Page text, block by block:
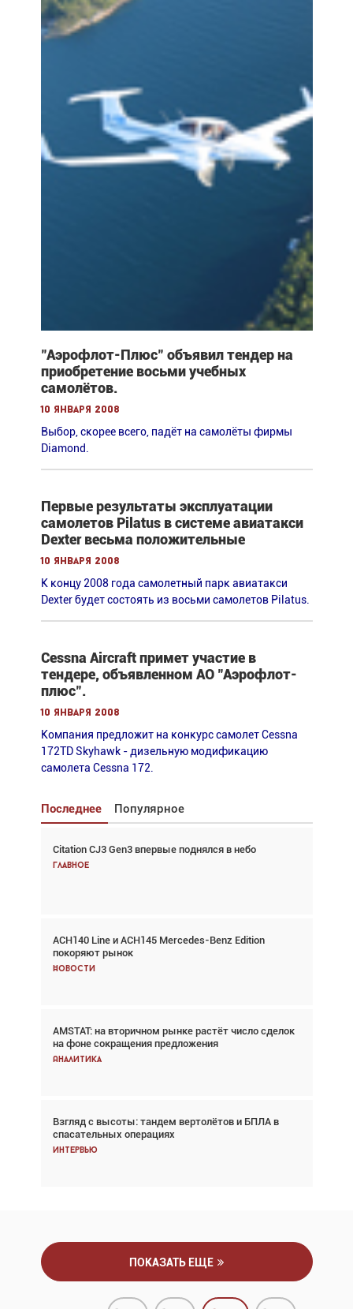
"Аэрофлот-Плюс" объявил тендер на
приобретение восьми учебных
самолётов.
10 января 2008
Выбор, скорее всего, падёт на самолёты фирмы
Diamond.
Первые результаты эксплуатации
самолетов Pilatus в системе авиатакси
Dexter весьма положительные
10 января 2008
К концу 2008 года самолетный парк авиатакси
Dexter будет состоять из восьми самолетов Pilatus.
Cessna Aircraft примет участие в
тендере, объявленном АО "Аэрофлот-
плюс".
10 января 2008
Компания предложит на конкурс самолет Cessna
172TD Skyhawk - дизельную модификацию
самолета Cessna 172.
Последнее Популярное
Citation CJ3 Gen3 впервые поднялся в небо
Главное
ACH140 Line и ACH145 Mercedes-Benz Edition
покоряют рынок
Новости
AMSTAT: на вторичном рынке растёт число сделок
на фоне сокращения предложения
Аналитика
Взгляд с высоты: тандем вертолётов и БПЛА в
спасательных операциях
Интервью
Взгляд с высоты: тандем вертолётов и БПЛА в
спасательных операциях
Авиационный фотограф Дэйв Кох: «Фотография
говорит сама за себя... а ИИ всё портит»
Новости
В городах чемпионата мира наблюдался подъём,
хотя общий трафик снизился
Аналитика
Частный самолёт – это актив. Подходите к
покупке соответствующим образом
Интервью
ПОКАЗАТЬ ЕЩЕ